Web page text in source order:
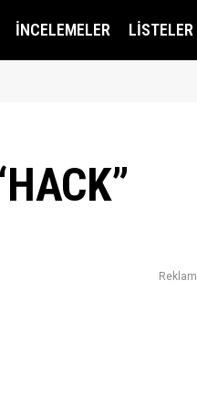
İNCELEMELER LISTELER
Reklam